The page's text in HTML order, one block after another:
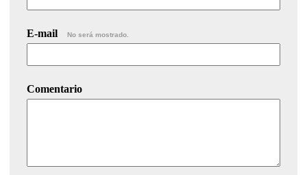
E-mail No será mostrado.
Comentario